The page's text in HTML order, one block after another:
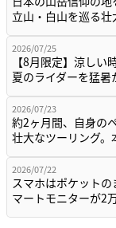
立山・白山を巡る
2026/07/25
【8月限定】涼しい
夏のライダーを猛
2026/07/23
約2ヶ月間、自身の
壮大なツーリング
2026/07/22
スマホはポケット
マートモニターが2